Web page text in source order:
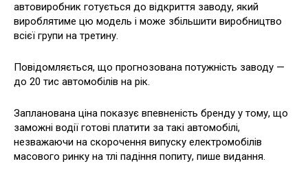
автовиробник готується до відкриття заводу, який
вироблятиме цю модель і може збільшити виробництво
всієї групи на третину.
Повідомляється, що прогнозована потужність заводу —
до 20 тис автомобілів на рік.
Запланована ціна показує впевненість бренду у тому, що
заможні водії готові платити за такі автомобілі,
незважаючи на скорочення випуску електромобілів
масового ринку на тлі падіння попиту, пише видання.